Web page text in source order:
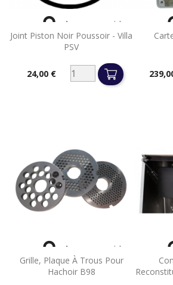
Joint Piston Noir Poussoir - Villa
PSV
Prix24,00 €
 Aperçu rapide
Prix
Grille, Plaque À Trous Pour
Hachoir B98
 Aperçu rapide